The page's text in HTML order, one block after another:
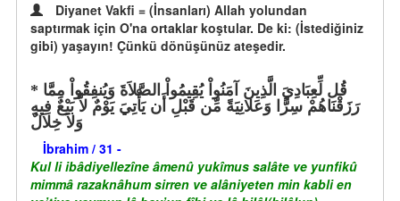
Diyanet Vakfi = (İnsanları) Allah yolundan
saptırmak için O'na ortaklar koştular. De ki: (İstediğiniz
gibi) yaşayın! Çünkü dönüşünüz ateşedir.
رَزَقْنَاهُمْ سِرًّا وَعَلانِيَةً مِّن قَبْلِ أَن يَأْتِيَ يَوْمٌ لاَّ بَيْعٌ فِيهِ
وَلاَ خِلاَلٌ
İbrahim / 31 -
Kul li ibâdiyellezîne âmenû yukîmus salâte ve yunfikû
mimmâ razaknâhum sirren ve alâniyeten min kabli en